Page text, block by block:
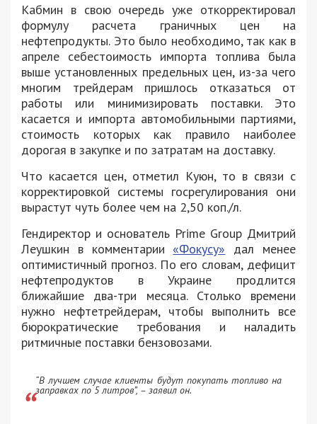
Кабмин в свою очередь уже откорректировал
формулу расчета граничных цен на
нефтепродукты. Это было необходимо, так как в
апреле себестоимость импорта топлива была
выше установленных предельных цен, из-за чего
многим трейдерам пришлось отказаться от
работы или минимизировать поставки. Это
касается и импорта автомобильными партиями,
стоимость которых как правило наиболее
дорогая в закупке и по затратам на доставку.
Что касается цен, отметил Куюн, то в связи с
корректировкой системы госрегулирования они
вырастут чуть более чем на 2,50 коп./л.
Гендиректор и основатель Prime Group Дмитрий
Леушкин в комментарии«Фокусу» дал менее
оптимистичный прогноз. По его словам, дефицит
нефтепродуктов в Украине продлится
ближайшие два-три месяца. Столько времени
нужно нефтетрейдерам, чтобы выполнить все
бюрократические требования и наладить
ритмичные поставки бензовозами.
“В лучшем случае клиенты будут покупать топливо на
заправках по 5 литров”, – заявил он.